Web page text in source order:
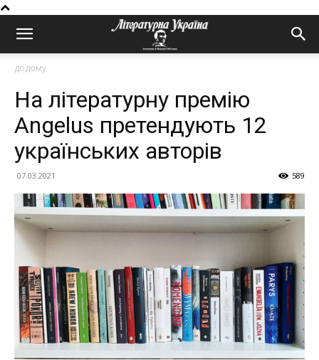
додому
На літературну премію
Angelus претендують 12
українських авторів
07.03.2021 589